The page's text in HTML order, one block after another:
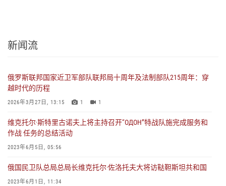
新闻流
俄罗斯联邦国家近卫军部队联邦局十周年及法制部队215周年：穿
越时代的历程
2026年3月27日, 13:15 1 1
维克托尔·斯特里古诺夫上将主持召开“ОДОН”特战队施完成服务和
作战 任务的总结活动
2023年6月5日, 05:56
俄国民卫队总局总局长维克托尔·佐洛托夫大将访鞑靼斯坦共和国
2023年6月1日, 11:34